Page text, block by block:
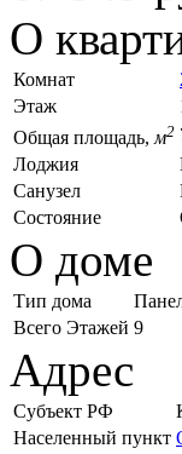
О
Комнат
Этаж
Общая площадь, м2
Лоджия
Санузел
Состояние
О доме
Тип дома
Всего Этажей 9
Адрес
Субъект РФ
Населенный пункт